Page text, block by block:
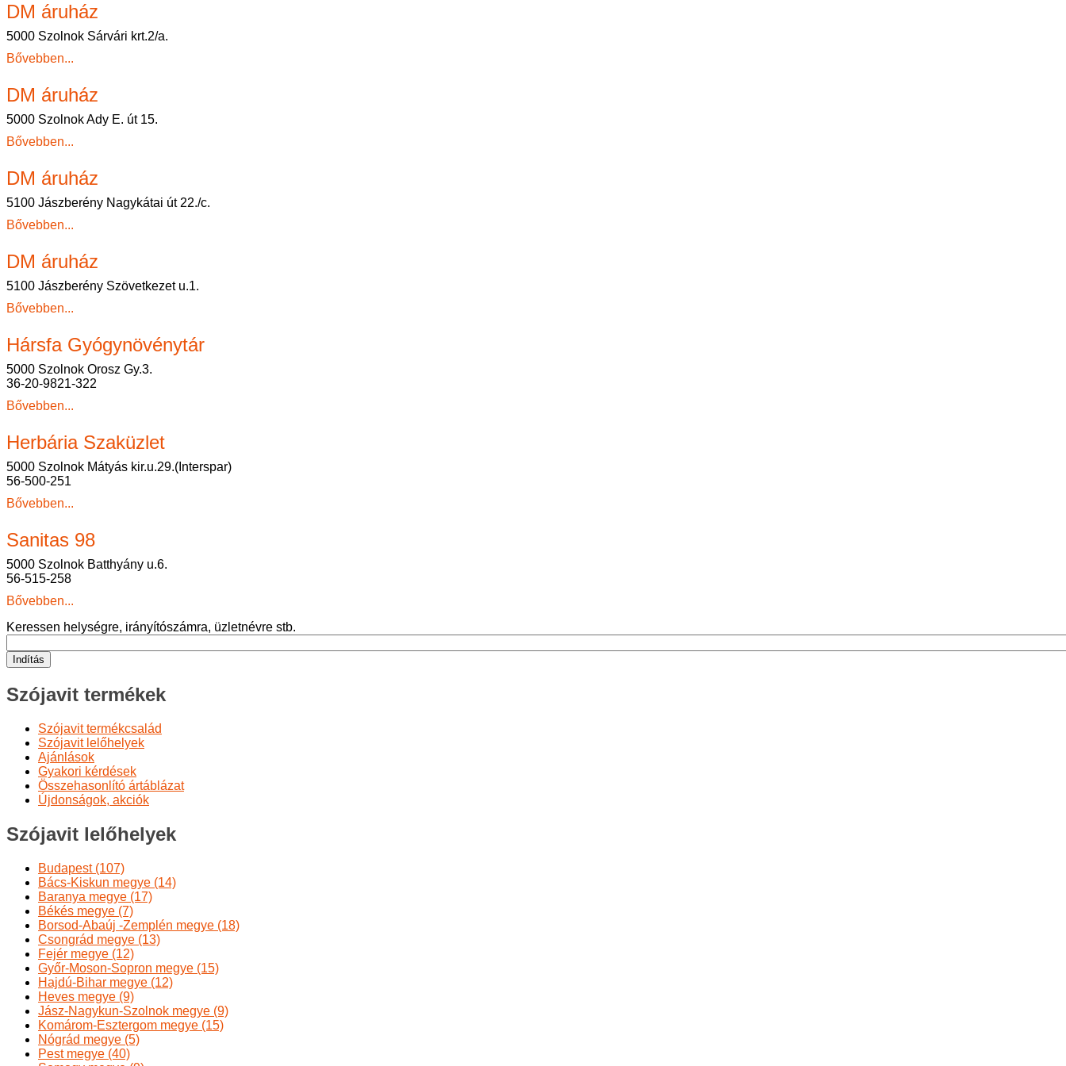
DM áruház
5000 Szolnok Sárvári krt.2/a.
Bővebben...
DM áruház
5000 Szolnok Ady E. út 15.
Bővebben...
DM áruház
5100 Jászberény Nagykátai út 22./c.
Bővebben...
DM áruház
5100 Jászberény Szövetkezet u.1.
Bővebben...
Hársfa Gyógynövénytár
5000 Szolnok Orosz Gy.3.
36-20-9821-322
Bővebben...
Herbária Szaküzlet
5000 Szolnok Mátyás kir.u.29.(Interspar)
56-500-251
Bővebben...
Sanitas 98
5000 Szolnok Batthyány u.6.
56-515-258
Bővebben...
Keressen helységre, irányítószámra, üzletnévre stb.
Indítás
Szójavit termékek
Szójavit termékcsalád
Szójavit lelőhelyek
Ajánlások
Gyakori kérdések
Összehasonlító ártáblázat
Újdonságok, akciók
Szójavit lelőhelyek
Budapest (107)
Bács-Kiskun megye (14)
Baranya megye (17)
Békés megye (7)
Borsod-Abaúj -Zemplén megye (18)
Csongrád megye (13)
Fejér megye (12)
Győr-Moson-Sopron megye (15)
Hajdú-Bihar megye (12)
Heves megye (9)
Jász-Nagykun-Szolnok megye (9)
Komárom-Esztergom megye (15)
Nógrád megye (5)
Pest megye (40)